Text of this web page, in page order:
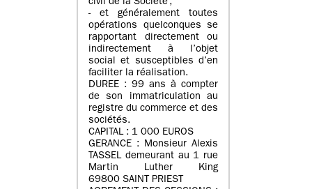
civil de la Société ;
- et généralement toutes
opérations quelconques se
rapportant directement ou
indirectement à l’objet
social et susceptibles d’en
faciliter la réalisation.
DUREE : 99 ans à compter
de son immatriculation au
registre du commerce et des
sociétés.
CAPITAL : 1 000 EUROS
GERANCE : Monsieur Alexis
TASSEL demeurant au 1 rue
Martin Luther King
69800 SAINT PRIEST